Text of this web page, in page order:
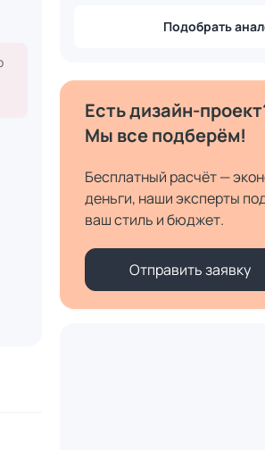
Подобрать
Есть дизайн-
Мы все подберём!
Бесплатный расчёт —
деньги, наши эксперты
ваш стиль и бюджет.
Отправить заявку